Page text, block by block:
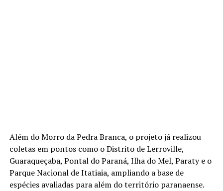
Além do Morro da Pedra Branca, o projeto já realizou
coletas em pontos como o Distrito de Lerroville,
Guaraqueçaba, Pontal do Paraná, Ilha do Mel, Paraty e o
Parque Nacional de Itatiaia, ampliando a base de
espécies avaliadas para além do território paranaense.